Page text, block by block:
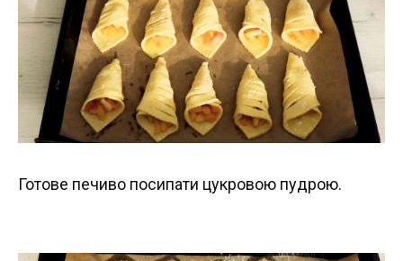
Готове печиво посипати цукровою пудрою.